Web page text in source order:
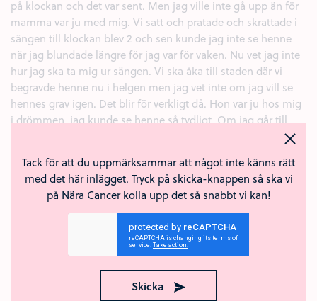
Tack för att du uppmärksammar att något inte känns rätt
med det här inlägget. Tryck på skicka-knappen så ska vi
på Nära Cancer kolla upp det så snabbt vi kan!
Skicka
på klockan och det var sent. Men jag ville inte gå upp än för
mamma var ju med mig. Vi satt och pratade och skrattade i
sängen till klockan blev 2 och sen kunde jag inte se henne
när jag blundade längre för jag var för vaken. Nu vet jag inte
hur jag ska ta mig ur sängen. Vi ska åka till staden där vi
begravde henne nu i helgen men jag vet inte om jag vill se
hennes grav igen. Det blir för verkligt då. Hon var ju hos mig
i drömmen, jag kunde se henne så tydligt. Om jag går till
Anmäl Svara Kärlek (1) +
Anonym
Igår fick jag beskedet om att min mamma har cancer. Enligt
läkarna har tumören funnits i ett par år. Jag är i chock. Inte
min mamma. Jag är helt förstörd och bryter ihop hela tiden.
Jag har tagit ledigt från jobbet för att kunna vara med henne.
Hon försöker att inte visa det men jag ser att hon är så rädd.